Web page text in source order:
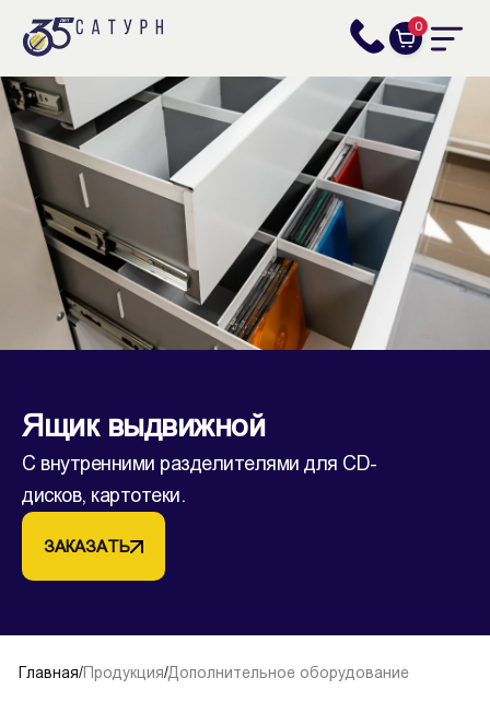
0
Ящик выдвижной
С внутренними разделителями для CD-
дисков, картотеки.
ЗАКАЗАТЬ
Главная/Продукция/Дополнительное оборудование